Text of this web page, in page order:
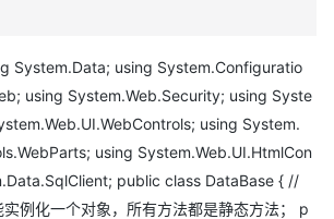
System.Data; using System.Configuratio
using System.Web.Security; using Syste
using System.
using System.Web.UI.HtmlCon
public class DataBase { //
例化一个对象，所有方法都是静态方法； p